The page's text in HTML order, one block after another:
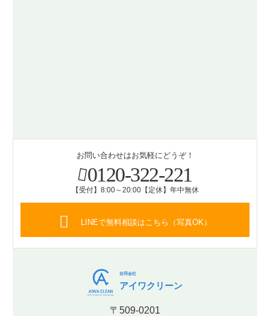
お問い合わせはお気軽にどうぞ！
0120-322-221
【受付】8:00～20:00【定休】年中無休
LINEで無料相談はこちら（写真OK）
合同会社
アイワクリーン
〒509-0201